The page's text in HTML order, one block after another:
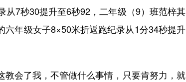
从7秒30提升至6秒92，二年级（9）班范梓其
年级女子8×50米折返跑纪录从1分34秒提升
会了我，不管做什么事情，只要肯努力，就